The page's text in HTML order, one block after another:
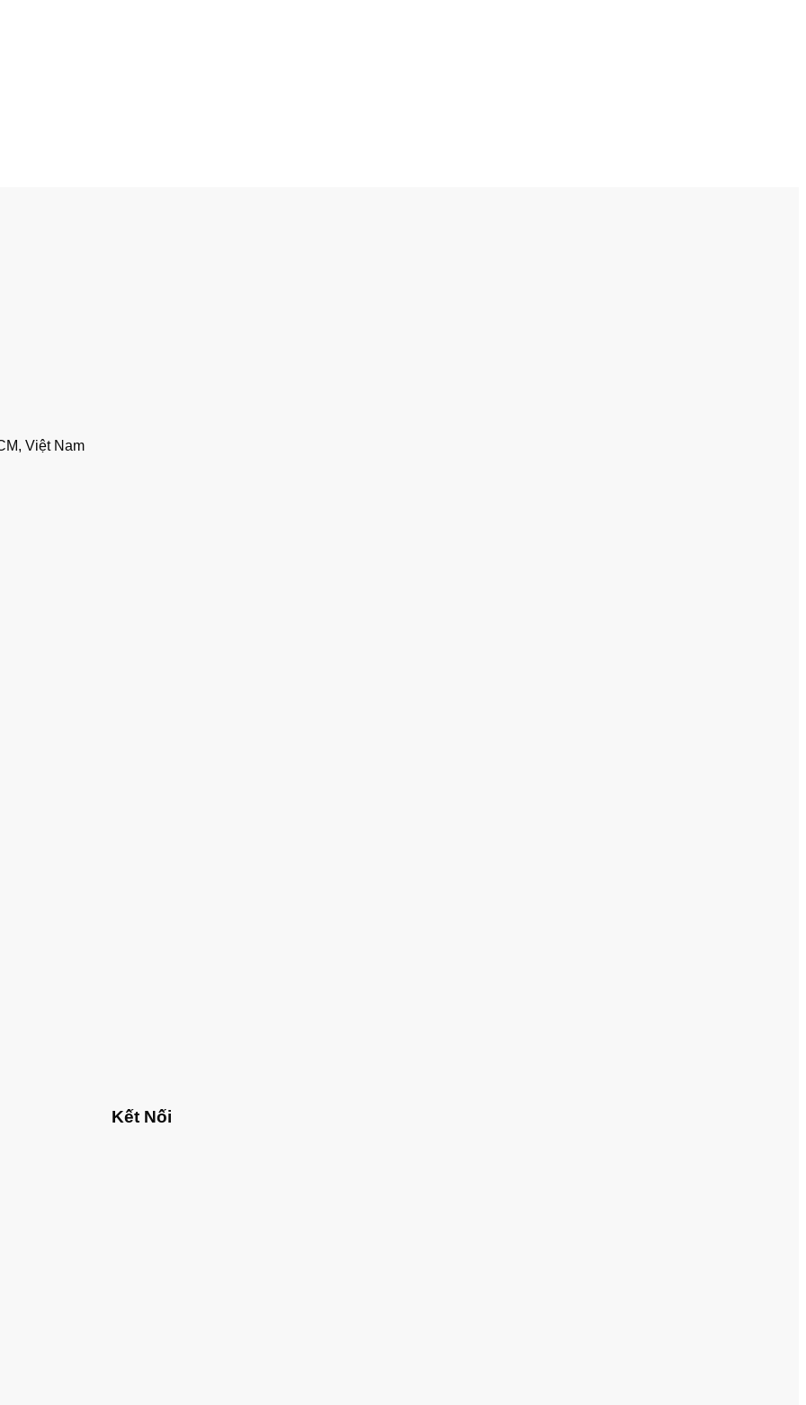
Việt Nam
Kết Nối